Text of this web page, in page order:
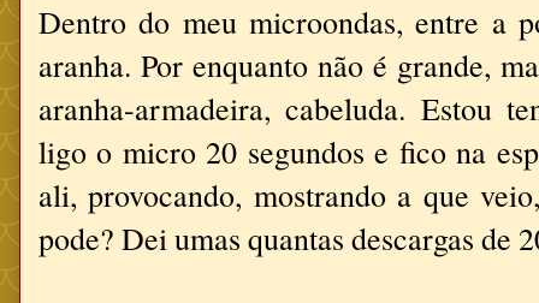
Dentro do meu microondas, entre a
aranha. Por enquanto não é grande,
aranha-armadeira, cabeluda. Estou
ligo o micro 20 segundos e fico na
ali, provocando, mostrando a que
pode? Dei umas quantas descargas de